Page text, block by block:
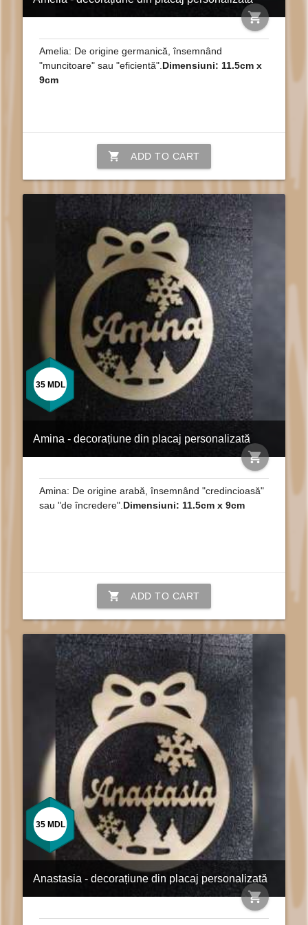
shopping_cart
Amelia: De origine germanică, însemnând
"muncitoare" sau "eficientă". Dimensiuni: 11.5cm x
9cm
shopping_cart ADD TO CART
Amina - decorațiune din placaj personalizată
shopping_cart
35 MDL
Amina: De origine arabă, însemnând "credincioasă"
sau "de încredere". Dimensiuni: 11.5cm x 9cm
shopping_cart ADD TO CART
Anastasia - decorațiune din placaj personalizată
shopping_cart
35 MDL